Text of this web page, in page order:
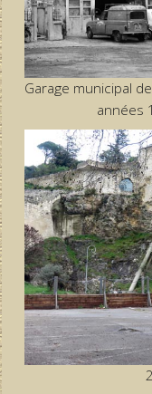
Garage municipal
années